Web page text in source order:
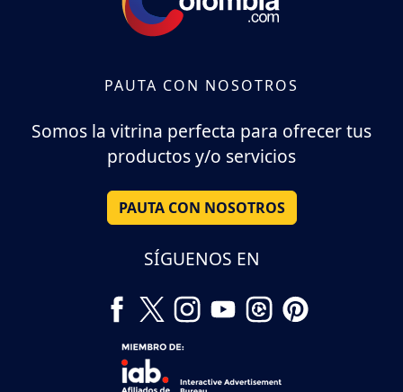
PAUTA CON NOSOTROS
Somos la vitrina perfecta para ofrecer tus
productos y/o servicios
PAUTA CON NOSOTROS
SÍGUENOS EN